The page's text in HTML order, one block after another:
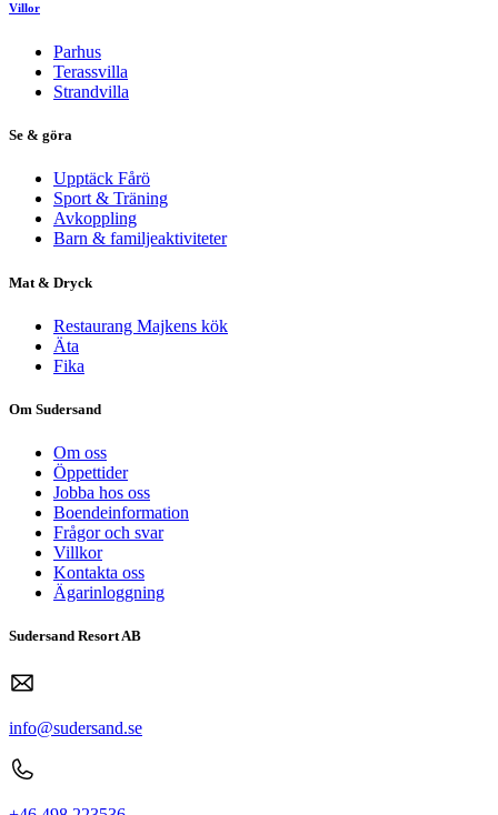
Villor
Parhus
Terassvilla
Strandvilla
Se & göra
Upptäck Fårö
Sport & Träning
Avkoppling
Barn & familjeaktiviteter
Mat & Dryck
Restaurang Majkens kök
Äta
Fika
Om Sudersand
Om oss
Öppettider
Jobba hos oss
Boendeinformation
Frågor och svar
Villkor
Kontakta oss
Ägarinloggning
Sudersand Resort AB
info@sudersand.se